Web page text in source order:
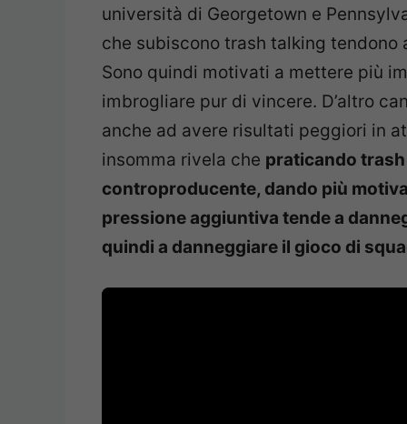
università di Georgetown e
che subiscono trash talking tendono
Sono quindi motivati a mettere più
imbrogliare pur di vincere. D’altro
anche ad avere risultati peggiori in
insomma rivela che praticando
controproducente, dando più
pressione aggiuntiva tende a
quindi a danneggiare il gioco di